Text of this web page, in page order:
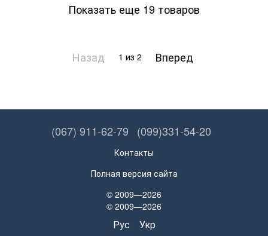
Показать еще 19 товаров
Назад 1 из 2 Вперед
(067) 911-62-79 (099)331-54-20
Контакты
Полная версия сайта
© 2009—2026
© 2009—2026
Рус Укр